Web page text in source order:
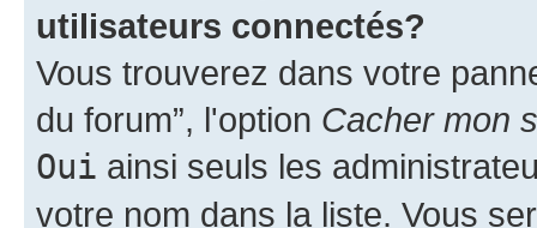
utilisateurs connectés?
Vous trouverez dans votre
du forum”, l'option Cacher mon
Oui ainsi seuls les
votre nom dans la liste. Vous